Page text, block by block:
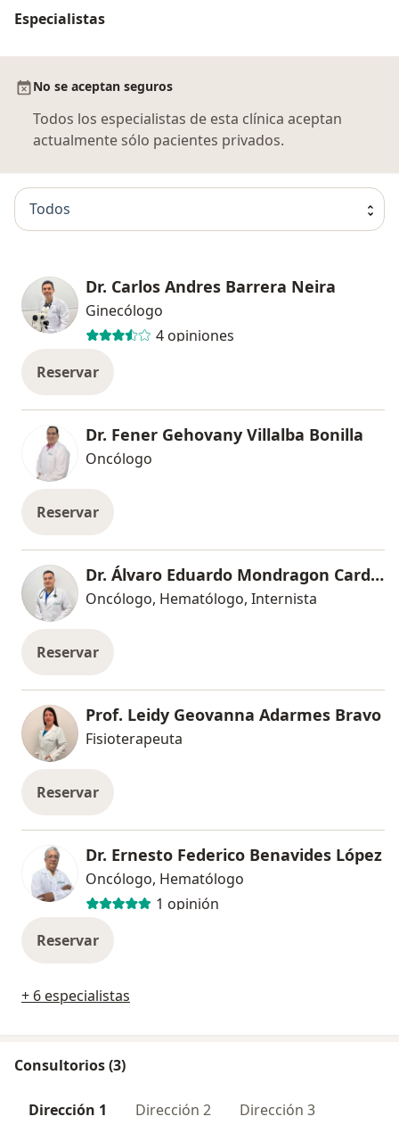
Especialistas
No se aceptan seguros
Todos los especialistas de esta clínica aceptan
actualmente sólo pacientes privados.
Todos
Dr. Carlos Andres Barrera Neira
Ginecólogo
4 opiniones
Reservar
Dr. Fener Gehovany Villalba Bonilla
Oncólogo
Reservar
Dr. Álvaro Eduardo Mondragon Cardona
Oncólogo, Hematólogo, Internista
Reservar
Prof. Leidy Geovanna Adarmes Bravo
Fisioterapeuta
Reservar
Dr. Ernesto Federico Benavides López
Oncólogo, Hematólogo
1 opinión
Reservar
+ 6 especialistas
Consultorios (3)
Dirección 1 Dirección 2 Dirección 3